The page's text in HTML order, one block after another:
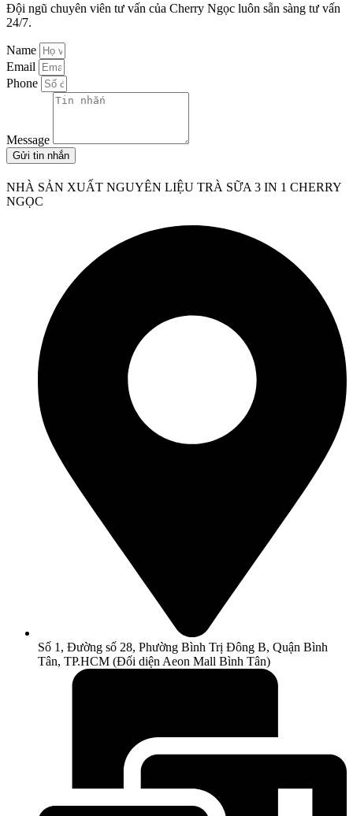
Đội ngũ chuyên viên tư vấn của Cherry Ngọc luôn sẵn sàng tư vấn
24/7.
Name
Email
Phone
Message
Gửi tin nhắn
NHÀ SẢN XUẤT NGUYÊN LIỆU TRÀ SỮA 3 IN 1 CHERRY
NGỌC
Số 1, Đường số 28, Phường Bình Trị Đông B, Quận Bình
Tân, TP.HCM (Đối diện Aeon Mall Bình Tân)